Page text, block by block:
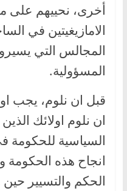
أخرى، نحييهم على
الامازيغيتين في
المجالس التي
المسؤولية.
قبل ان نلوم، يجب
ان نلوم اولائك
السياسية للحكومة
انجاح هذه الحكومة
الحكم والتسيير